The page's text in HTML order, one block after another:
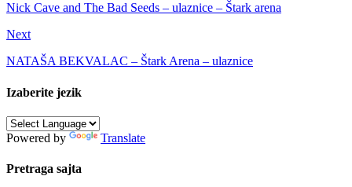
Nick Cave and The Bad Seeds – ulaznice – Štark arena
Next
NATAŠA BEKVALAC – Štark Arena – ulaznice
Izaberite jezik
Powered by Translate
Pretraga sajta